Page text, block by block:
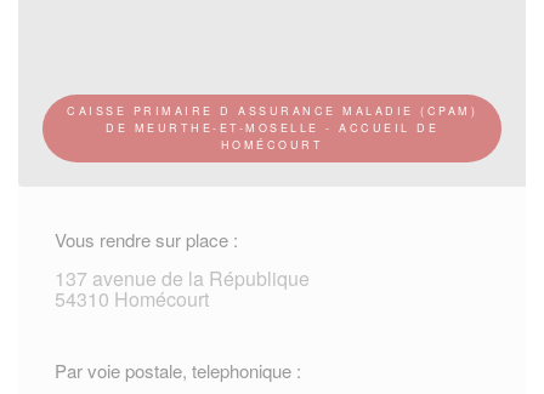
CAISSE PRIMAIRE D ASSURANCE MALADIE (CPAM)
DE MEURTHE-ET-MOSELLE - ACCUEIL DE
HOMÉCOURT
Vous rendre sur place :
137 avenue de la République
54310 Homécourt
Par voie postale, telephonique :